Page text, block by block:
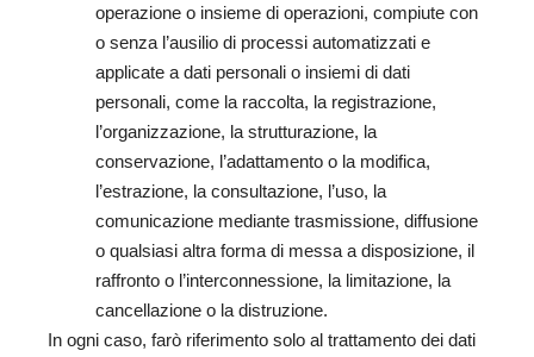
operazione o insieme di operazioni, compiute con
o senza l’ausilio di processi automatizzati e
applicate a dati personali o insiemi di dati
personali, come la raccolta, la registrazione,
l’organizzazione, la strutturazione, la
conservazione, l’adattamento o la modifica,
l’estrazione, la consultazione, l’uso, la
comunicazione mediante trasmissione, diffusione
o qualsiasi altra forma di messa a disposizione, il
raffronto o l’interconnessione, la limitazione, la
cancellazione o la distruzione.
In ogni caso, farò riferimento solo al trattamento dei dati